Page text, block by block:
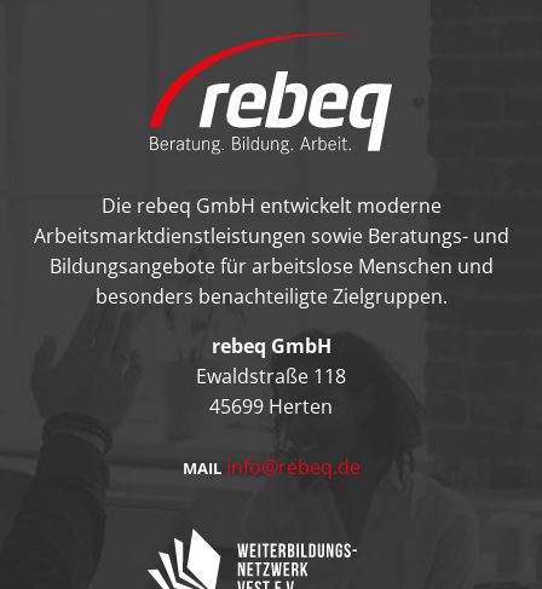
Die rebeq GmbH entwickelt moderne
Arbeitsmarktdienstleistungen sowie Beratungs- und
Bildungsangebote für arbeitslose Menschen und
besonders benachteiligte Zielgruppen.
rebeq GmbH
Ewaldstraße 118
45699 Herten
MAIL info@rebeq.de